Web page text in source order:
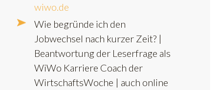
wiwo.de
Wie begründe ich den
Jobwechsel nach kurzer Zeit? |
Beantwortung der Leserfrage als
WiWo Karriere Coach der
WirtschaftsWoche | auch online